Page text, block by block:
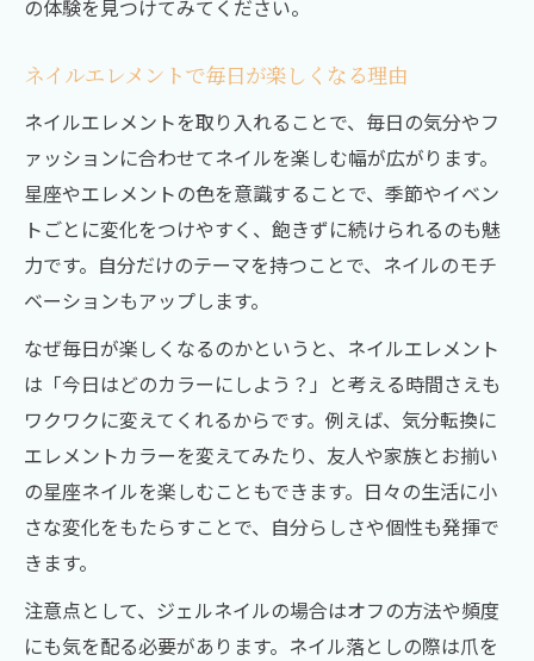
の体験を見つけてみてください。
ネイルエレメントで毎日が楽しくなる理由
ネイルエレメントを取り入れることで、毎日の気分やフ
ァッションに合わせてネイルを楽しむ幅が広がります。
星座やエレメントの色を意識することで、季節やイベン
トごとに変化をつけやすく、飽きずに続けられるのも魅
力です。自分だけのテーマを持つことで、ネイルのモチ
ベーションもアップします。
なぜ毎日が楽しくなるのかというと、ネイルエレメント
は「今日はどのカラーにしよう？」と考える時間さえも
ワクワクに変えてくれるからです。例えば、気分転換に
エレメントカラーを変えてみたり、友人や家族とお揃い
の星座ネイルを楽しむこともできます。日々の生活に小
さな変化をもたらすことで、自分らしさや個性も発揮で
きます。
注意点として、ジェルネイルの場合はオフの方法や頻度
にも気を配る必要があります。ネイル落としの際は爪を